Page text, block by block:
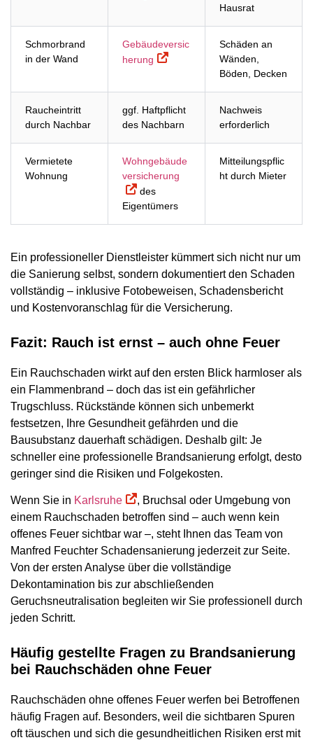
Hausrat
Schmorbrand
in der Wand
Gebäudeversic
herung
Schäden an
Wänden,
Böden, Decken
Raucheintritt
durch Nachbar
ggf. Haftpflicht
des Nachbarn
Nachweis
erforderlich
Vermietete
Wohnung
Wohngebäude
versicherung
des
Eigentümers
Mitteilungspflic
ht durch Mieter
Ein professioneller Dienstleister kümmert sich nicht nur um
die Sanierung selbst, sondern dokumentiert den Schaden
vollständig – inklusive Fotobeweisen, Schadensbericht
und Kostenvoranschlag für die Versicherung.
Fazit: Rauch ist ernst – auch ohne Feuer
Ein Rauchschaden wirkt auf den ersten Blick harmloser als
ein Flammenbrand – doch das ist ein gefährlicher
Trugschluss. Rückstände können sich unbemerkt
festsetzen, Ihre Gesundheit gefährden und die
Bausubstanz dauerhaft schädigen. Deshalb gilt: Je
schneller eine professionelle Brandsanierung erfolgt, desto
geringer sind die Risiken und Folgekosten.
Wenn Sie in Karlsruhe
, Bruchsal oder Umgebung von
einem Rauchschaden betroffen sind – auch wenn kein
offenes Feuer sichtbar war –, steht Ihnen das Team von
Manfred Feuchter Schadensanierung jederzeit zur Seite.
Von der ersten Analyse über die vollständige
Dekontamination bis zur abschließenden
Geruchsneutralisation begleiten wir Sie professionell durch
jeden Schritt.
Häufig gestellte Fragen zu Brandsanierung
bei Rauchschäden ohne Feuer
Rauchschäden ohne offenes Feuer werfen bei Betroffenen
häufig Fragen auf. Besonders, weil die sichtbaren Spuren
oft täuschen und sich die gesundheitlichen Risiken erst mit